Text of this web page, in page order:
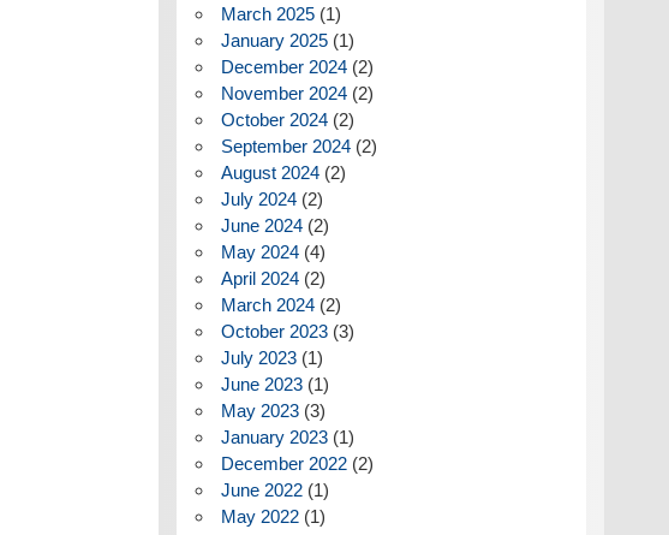
March 2025(1)
January 2025(1)
December 2024(2)
November 2024(2)
October 2024(2)
September 2024(2)
August 2024(2)
July 2024(2)
June 2024(2)
May 2024(4)
April 2024(2)
March 2024(2)
October 2023(3)
July 2023(1)
June 2023(1)
May 2023(3)
January 2023(1)
December 2022(2)
June 2022(1)
May 2022(1)